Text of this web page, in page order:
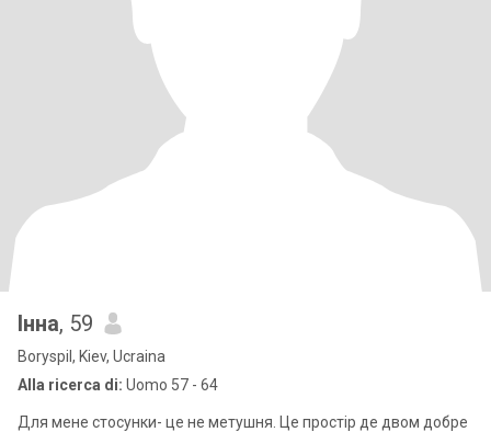
Інна, 59
Boryspil, Kiev, Ucraina
Alla ricerca di: Uomo 57 - 64
Для мене стосунки- це не метушня. Це простір де двом добре